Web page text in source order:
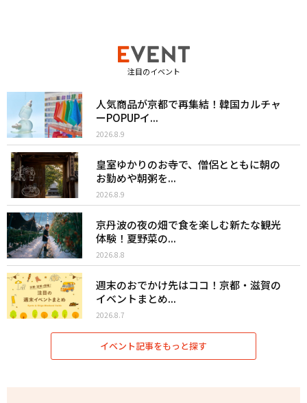
注目のイベント
人気商品が京都で再集結！韓国カルチャ
ーPOPUPイ...
2026.8.9
皇室ゆかりのお寺で、僧侶とともに朝の
お勤めや朝粥を...
2026.8.9
京丹波の夜の畑で食を楽しむ新たな観光
体験！夏野菜の...
2026.8.8
週末のおでかけ先はココ！京都・滋賀の
イベントまとめ...
2026.8.7
イベント記事をもっと探す